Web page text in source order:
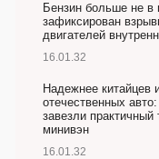
Бензин больше не в
зафиксирован
двигателей
16.01.32
Надежнее китайцев
отечественных
завезли практичный
минивэн
16.01.32